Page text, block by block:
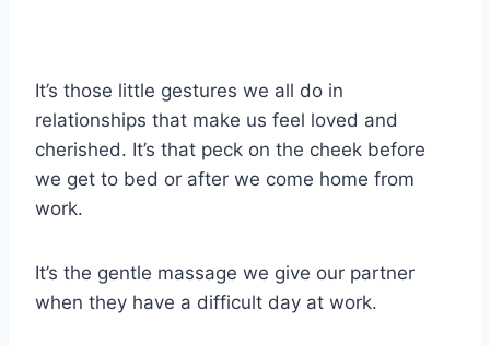
It’s those little gestures we all do in
relationships that make us feel loved and
cherished. It’s that peck on the cheek before
we get to bed or after we come home from
work.
It’s the gentle massage we give our partner
when they have a difficult day at work.